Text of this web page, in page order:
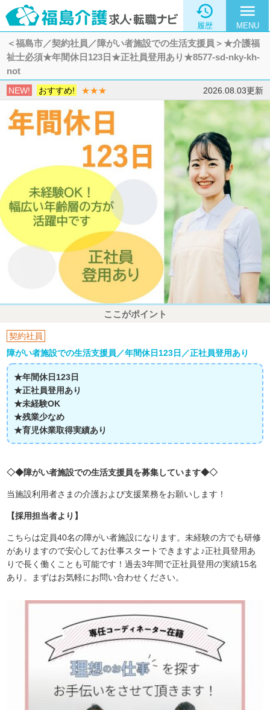

履歴
menu
MENU
＜福島市／契約社員／障がい者施設での生活支援員＞★介護福
祉士必須★年間休日123日★正社員登用あり★8577-sd-nky-kh-
not
NEW! おすすめ! ★★★ 2026.08.03更新
ここがポイント
契約社員
障がい者施設での生活支援員／年間休日123日／正社員登用あり
★年間休日123日
★正社員登用あり
★未経験OK
★残業少なめ
★育児休業取得実績あり
◇◆障がい者施設での生活支援員を募集しています◆◇
当施設利用者さまの介護および支援業務をお願いします！
【採用担当者より】
こちらは定員40名の障がい者施設になります。未経験の方でも研修
がありますので安心してお仕事スタートできますよ♪正社員登用あ
りで長く働くことも可能です！過去3年間で正社員登用の実績15名
あり。まずはお気軽にお問い合わせください。